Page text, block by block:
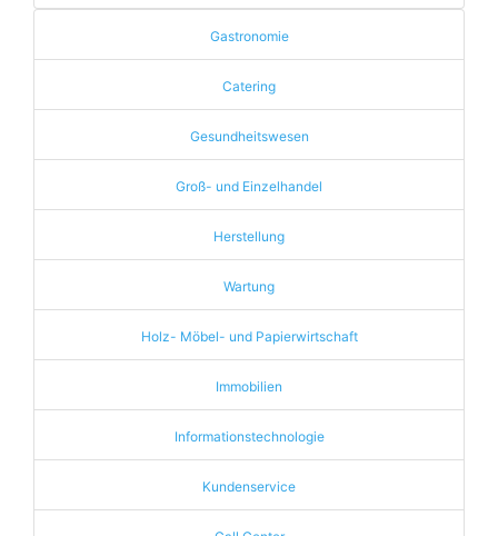
Gastronomie
Catering
Gesundheitswesen
Groß- und Einzelhandel
Herstellung
Wartung
Holz- Möbel- und Papierwirtschaft
Immobilien
Informationstechnologie
Kundenservice